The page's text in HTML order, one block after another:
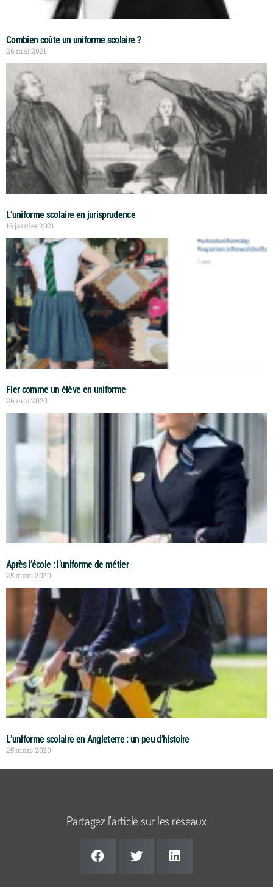
Combien coûte un uniforme scolaire ?
26 mai 2021
L’uniforme scolaire en jurisprudence
16 janvier 2021
Fier comme un élève en uniforme
26 mai 2020
Après l’école : l’uniforme de métier
25 mars 2020
L’uniforme scolaire en Angleterre : un peu d’histoire
25 mars 2020
Partagez l'article sur les réseaux